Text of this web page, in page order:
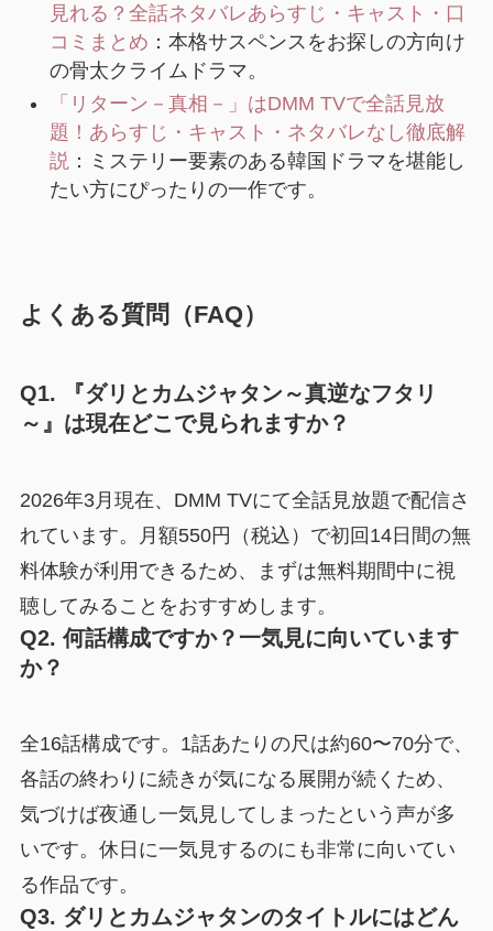
見れる？全話ネタバレあらすじ・キャスト・口
コミまとめ ：本格サスペンスをお探しの方向け
の骨太クライムドラマ。
「リターン－真相－」はDMM TVで全話見放
題！あらすじ・キャスト・ネタバレなし徹底解
説：ミステリー要素のある韓国ドラマを堪能し
たい方にぴったりの一作です。
よくある質問（FAQ）
Q1. 『ダリとカムジャタン～真逆なフタリ
～』は現在どこで見られますか？
2026年3月現在、DMM TVにて全話見放題で配信さ
れています。月額550円（税込）で初回14日間の無
料体験が利用できるため、まずは無料期間中に視
聴してみることをおすすめします。
Q2. 何話構成ですか？一気見に向いています
か？
全16話構成です。1話あたりの尺は約60〜70分で、
各話の終わりに続きが気になる展開が続くため、
気づけば夜通し一気見してしまったという声が多
いです。休日に一気見するのにも非常に向いてい
る作品です。
Q3. ダリとカムジャタンのタイトルにはどん